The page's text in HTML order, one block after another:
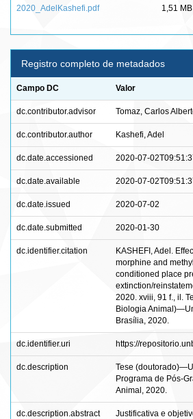
2020_AdelKashefi.pdf 1,51 MB
Registro completo de metadados
Campo DC Valor
dc.contributor.advisor Tomaz, Carlos
dc.contributor.author Kashefi, Adel
dc.date.accessioned 2020-07-
dc.date.available 2020-07-
dc.date.issued 2020-07-02
dc.date.submitted 2020-01-30
dc.identifier.citation
KASHEFI, Adel.
morphine and
conditioned place
extinction/
2020. xviii, 91 f., il.
Biologia
Brasília, 2020.
dc.identifier.uri https://
dc.description
Tese
Programa de Pós-
Animal, 2020.
dc.description.abstract
Justificativa e